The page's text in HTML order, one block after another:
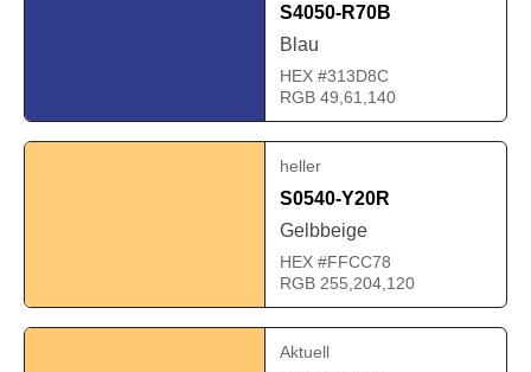
S4050-R70B
Blau
HEX #313D8C
RGB 49,61,140
heller
S0540-Y20R
Gelbbeige
HEX #FFCC78
RGB 255,204,120
Aktuell